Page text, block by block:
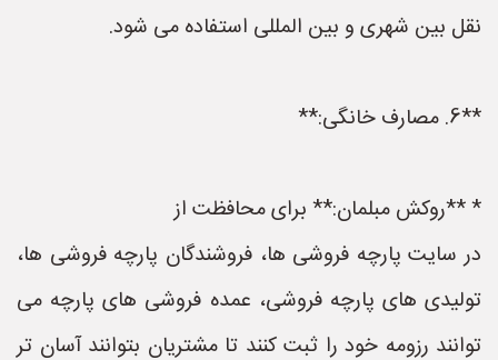
نقل بین شهری و بین المللی استفاده می شود.
**6. مصارف خانگی:**
* **روکش مبلمان:** برای محافظت از
در سایت پارچه فروشی ها، فروشندگان پارچه فروشی ها،
تولیدی های پارچه فروشی، عمده فروشی های پارچه می
توانند رزومه خود را ثبت کنند تا مشتریان بتوانند آسان تر